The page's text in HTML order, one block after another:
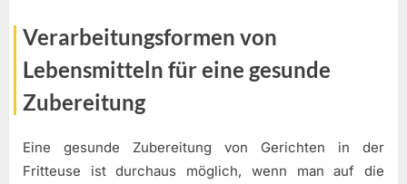
Verarbeitungsformen von
Lebensmitteln für eine gesunde
Zubereitung
Eine gesunde Zubereitung von Gerichten in der
Fritteuse ist durchaus möglich, wenn man auf die